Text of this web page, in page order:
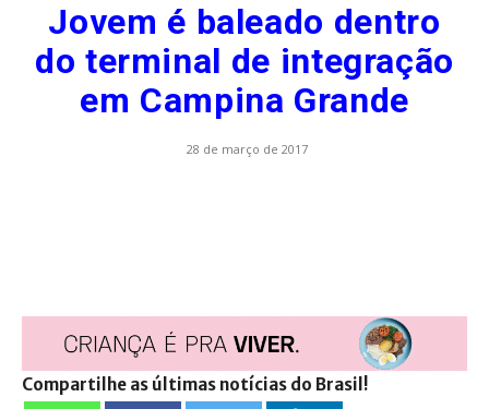
Jovem é baleado dentro
do terminal de integração
em Campina Grande
28 de março de 2017
Compartilhe as últimas notícias do Brasil!